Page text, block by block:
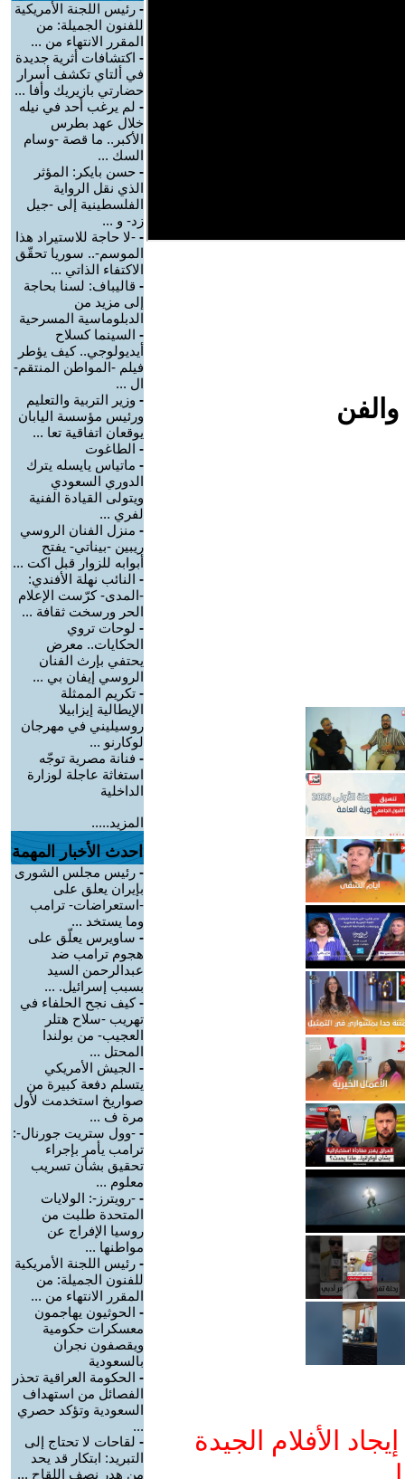
الأفلام الجيدة
- رئيس اللجنة الأمريكية
للفنون الجميلة: من
المقرر الانتهاء من ...
- اكتشافات أثرية جديدة
في ألتاي تكشف أسرار
حضارتي بازيريك وأفا ...
- لم يرغب أحد في نيله
خلال عهد بطرس
الأكبر.. ما قصة -وسام
السك ...
- حسن بايكر: المؤثر
الذي نقل الرواية
الفلسطينية إلى -جيل
زد- و ...
- -لا حاجة للاستيراد هذا
الموسم-.. سوريا تحقّق
الاكتفاء الذاتي ...
- قاليباف: لسنا بحاجة
إلى مزيد من
الدبلوماسية المسرحية
- السينما كسلاح
أيديولوجي.. كيف يؤطر
فيلم -المواطن المنتقم-
ال ...
- وزير التربية والتعليم
ورئيس مؤسسة اليابان
يوقعان اتفاقية تعا ...
- الطاغوت
- ماتياس يايسله يترك
الدوري السعودي
ويتولى القيادة الفنية
لفري ...
- منزل الفنان الروسي
ريبين -بيناتي- يفتح
أبوابه للزوار قبل اكت ...
- النائب نهلة الأفندي:
-المدى- كرّست الإعلام
الحر ورسخت ثقافة ...
- لوحات تروي
الحكايات.. معرض
يحتفي بإرث الفنان
الروسي إيفان بي ...
- تكريم الممثلة
الإيطالية إيزابيلا
روسيليني في مهرجان
لوكارنو ...
- فنانة مصرية توجّه
استغاثة عاجلة لوزارة
الداخلية
المزيد.....
احدث الأخبار المهمة
- رئيس مجلس الشورى
بإيران يعلق على
-استعراضات- ترامب
وما يستخد ...
- ساويرس يعلّق على
هجوم ترامب ضد
عبدالرحمن السيد
بسبب إسرائيل. ...
-كيف نجح الحلفاء في
تهريب -سلاح هتلر
العجيب- من بولندا
المحتل ...
- الجيش الأمريكي
يتسلم دفعة كبيرة من
صواريخ استخدمت لأول
مرة ف ...
- -وول ستريت جورنال-:
ترامب يأمر بإجراء
تحقيق بشأن تسريب
معلوم ...
- -رويترز-: الولايات
المتحدة طلبت من
روسيا الإفراج عن
مواطنها ...
- رئيس اللجنة الأمريكية
للفنون الجميلة: من
المقرر الانتهاء من ...
- الحوثيون يهاجمون
معسكرات حكومية
ويقصفون نجران
بالسعودية
- الحكومة العراقية تحذر
الفصائل من استهداف
السعودية وتؤكد حصري
...
- لقاحات لا تحتاج إلى
التبريد: ابتكار قد يحد
من هدر نصف اللقاح ...